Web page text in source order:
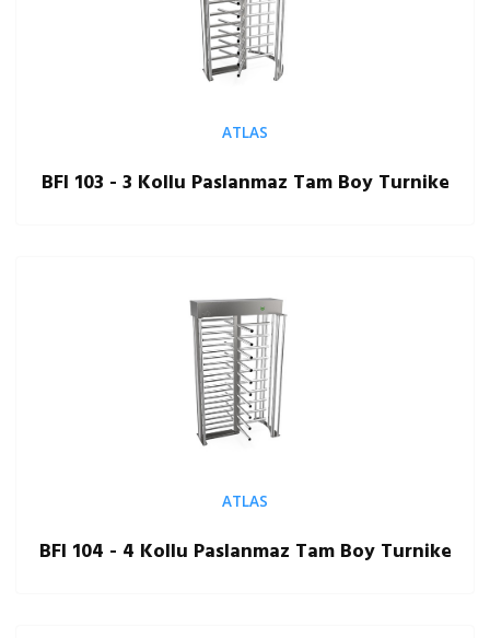
ATLAS
BFI 103 - 3 Kollu Paslanmaz Tam Boy Turnike
ATLAS
BFI 104 - 4 Kollu Paslanmaz Tam Boy Turnike